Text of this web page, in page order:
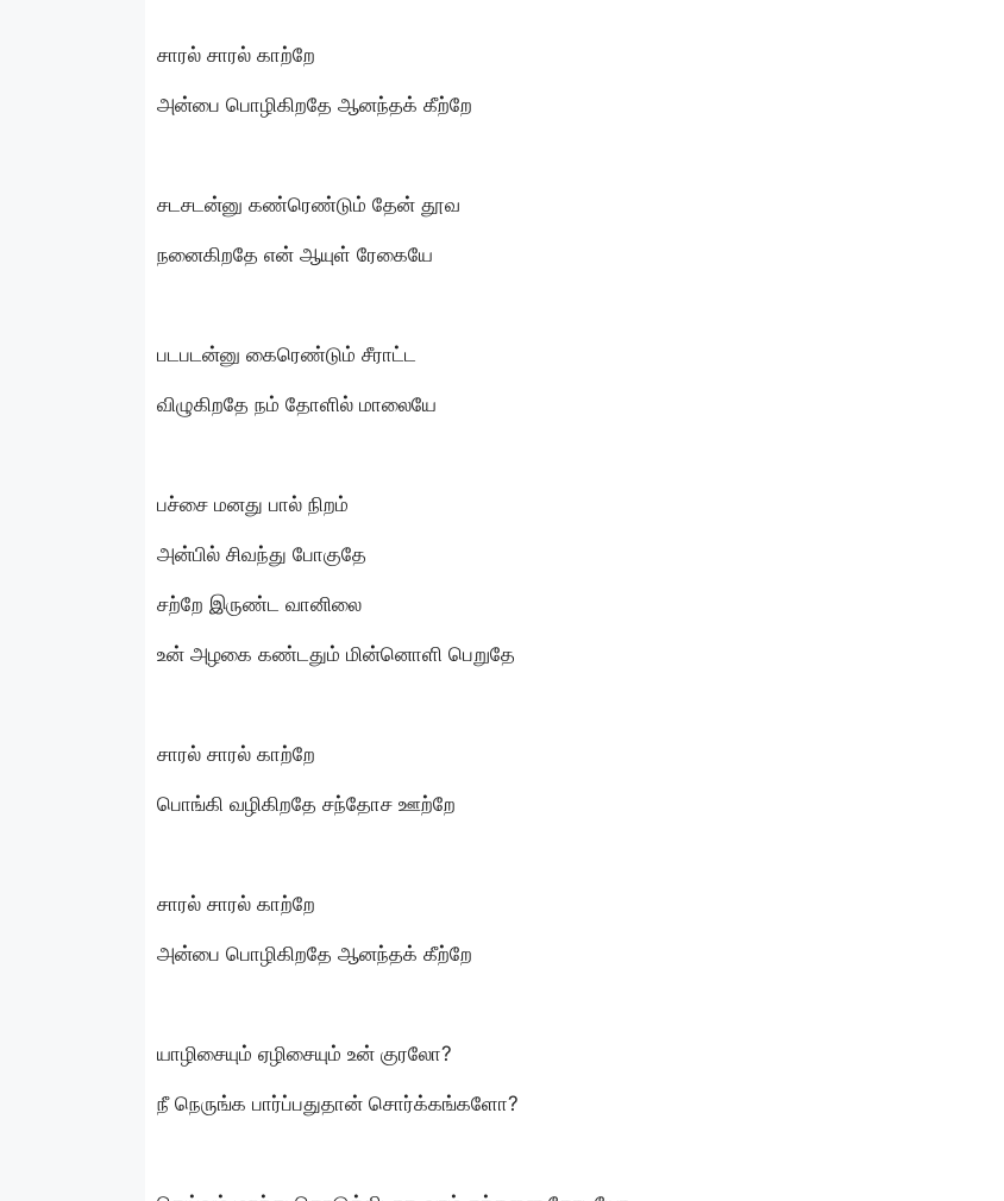
சாரல் சாரல் காற்றே
அன்பை பொழிகிறதே ஆனந்தக் கீற்றே
சடசடன்னு கண்ரெண்டும் தேன் தூவ
நனைகிறதே என் ஆயுள் ரேகையே
படபடன்னு கைரெண்டும் சீராட்ட
விழுகிறதே நம் தோளில் மாலையே
பச்சை மனது பால் நிறம்
அன்பில் சிவந்து போகுதே
சற்றே இருண்ட வானிலை
உன் அழகை கண்டதும் மின்னொளி பெறுதே
சாரல் சாரல் காற்றே
பொங்கி வழிகிறதே சந்தோச ஊற்றே
சாரல் சாரல் காற்றே
அன்பை பொழிகிறதே ஆனந்தக் கீற்றே
யாழிசையும் ஏழிசையும் உன் குரலோ?
நீ நெருங்க பார்ப்பதுதான் சொர்க்கங்களோ?